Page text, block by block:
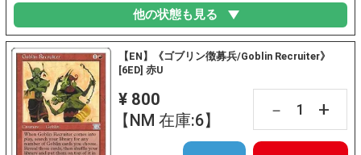
他の状態も見る
【EN】《ゴブリン徴募兵/Goblin Recruiter》
[6ED] 赤U
¥ 800
【NM 在庫:6】
－ +